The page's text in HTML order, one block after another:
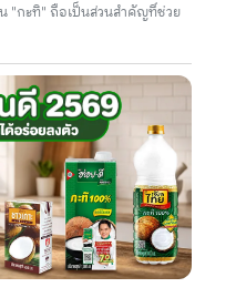
"กะทิ" ถือเป็นส่วนสำคัญที่ช่วย